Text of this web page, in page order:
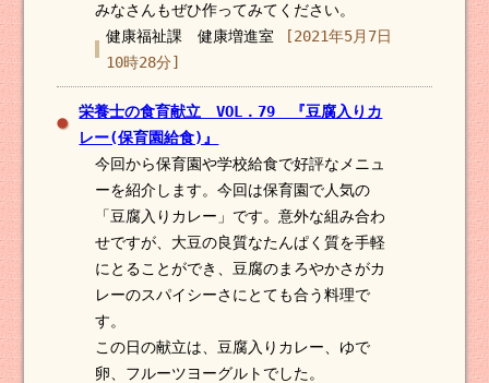
みなさんもぜひ作ってみてください。
健康福祉課 健康増進室
[2021年5月7日
10時28分]
栄養士の食育献立 VOL．79 『豆腐入りカ
レー(保育園給食)』
今回から保育園や学校給食で好評なメニュ
ーを紹介します。今回は保育園で人気の
「豆腐入りカレー」です。意外な組み合わ
せですが、大豆の良質なたんぱく質を手軽
にとることができ、豆腐のまろやかさがカ
レーのスパイシーさにとても合う料理で
す。
この日の献立は、豆腐入りカレー、ゆで
卵、フルーツヨーグルトでした。